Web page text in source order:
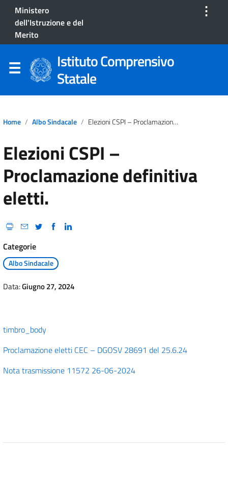
Ministero
dell'Istruzione e del
Merito
⋮
Istituto Comprensivo
Statale
Home Albo Sindacale Elezioni CSPI – Proclamazione Definitiva Eletti.
Elezioni CSPI –
Proclamazione definitiva
eletti.
Categorie
Albo Sindacale
Data:Giugno 27, 2024
timbro_body
Proclamazione eletti CEC – DGOSV 28691 del 25.6.24
Nota trasmissione 11572 26-06-2024